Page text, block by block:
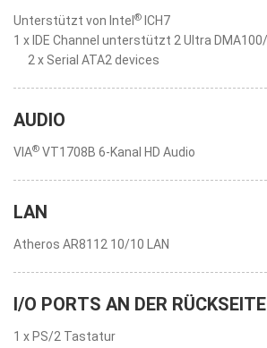
Unterstützt von Intel ® ICH7
1 x IDE Channel unterstützt 2 Ultra
2 x Serial ATA2 devices
AUDIO
VIA® VT1708B 6-Kanal HD Audio
LAN
Atheros AR8112 10/10 LAN
I/O PORTS AN DER RÜCKSEITE
1 x PS/2 Tastatur